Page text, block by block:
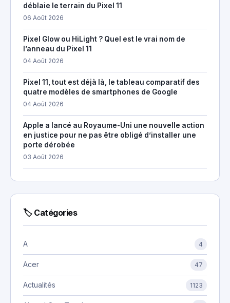
déblaie le terrain du Pixel 11
06 Août 2026
Pixel Glow ou HiLight ? Quel est le vrai nom de
l’anneau du Pixel 11
04 Août 2026
Pixel 11, tout est déjà là, le tableau comparatif des
quatre modèles de smartphones de Google
04 Août 2026
Apple a lancé au Royaume-Uni une nouvelle action
en justice pour ne pas être obligé d’installer une
porte dérobée
03 Août 2026
🏷 Catégories
A 4
Acer 47
Actualités 1123